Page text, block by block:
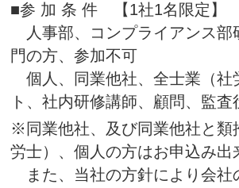
■参 加 条 件 【1社1名限定】
人事部、コンプライアンス
門の方、参加不可
個人、同業他社、全士業（社
ト、社内研修講師、顧問、監査
※同業他社、及び同業他社と類
労士）、個人の方はお申込み出
また、当社の方針により会社